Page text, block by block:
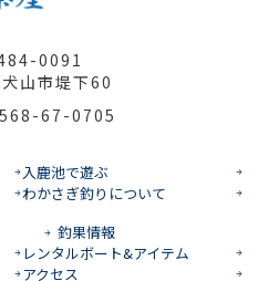
0091
山市堤下60
67-0705
入鹿池で遊ぶ
わかさぎ釣りについて
釣果情報
レンタルボート&アイテム
アクセス